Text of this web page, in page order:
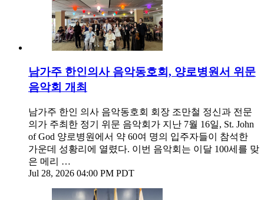
남가주 한인의사 음악동호회, 양로병원서 위문
음악회 개최
남가주 한인 의사 음악동호회 회장 조만철 정신과 전문
의가 주최한 정기 위문 음악회가 지난 7월 16일, St. John
of God 양로병원에서 약 60여 명의 입주자들이 참석한
가운데 성황리에 열렸다. 이번 음악회는 이달 100세를 맞
은 메리 …
Jul 28, 2026 04:00 PM PDT